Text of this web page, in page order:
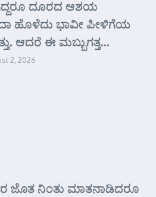
ದೂರದ ಆಶಯ
ಹೊಳೆದು ಭಾವೀ ಪೀಳಿಗೆಯ
ಆದರೆ ಈ ಮಬ್ಬುಗತ್ತ...
2, 2026
ಜೊತ ನಿಂತು ಮಾತನಾಡಿದರೂ